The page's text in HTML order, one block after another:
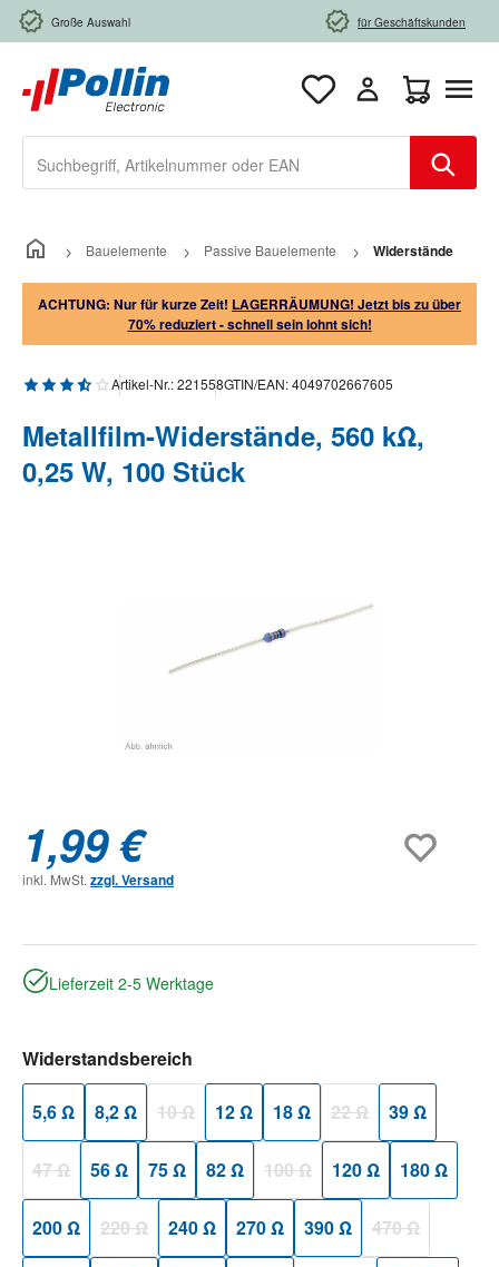
Zum Hauptinhalt springen
Große Auswahl für Geschäftskunden
Bauelemente Passive Bauelemente Widerstände
ACHTUNG: Nur für kurze Zeit! LAGERRÄUMUNG! Jetzt bis zu über
70% reduziert - schnell sein lohnt sich!
Durchschnittliche Bewertung von 3.5 von 5 Sternen
Artikel-Nr.:221558GTIN/EAN:4049702667605
Metallfilm-Widerstände, 560 kΩ,
0,25 W, 100 Stück
1,99 €
inkl. MwSt. zzgl. Versand
Lieferzeit 2-5 Werktage
Widerstandsbereich
5,6 Ω 8,2 Ω 10 Ω(Diese Option ist zurzeit nicht verfügbar.)
12 Ω 18 Ω 22 Ω(Diese Option ist
39 Ω
47 Ω(Diese Option ist zurzeit nicht verfügbar.)
56 Ω 75 Ω 82 Ω 100 Ω(Diese Option ist zurzeit nicht
120 Ω 180 Ω
200 Ω 220 Ω(Diese Option ist zurzeit nicht verfügbar.)
240 Ω 270 Ω 390 Ω 470 Ω(Diese Option